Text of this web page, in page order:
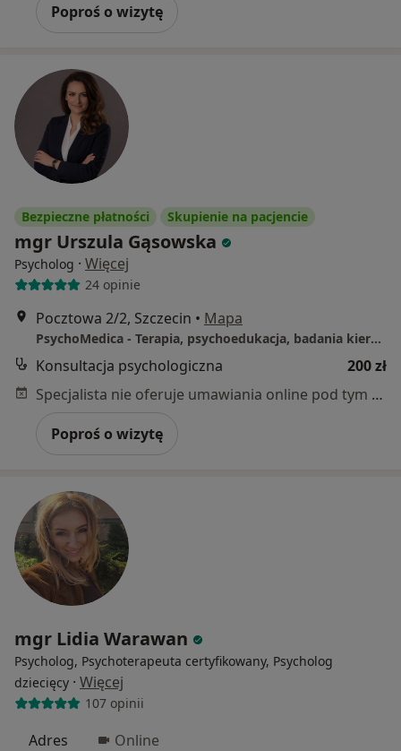
Poproś o wizytę
Bezpieczne płatności Skupienie na pacjencie
mgr Urszula Gąsowska
Psycholog · Więcej
24 opinie
Pocztowa 2/2, Szczecin • Mapa
PsychoMedica - Terapia, psychoedukacja, badania kierowców, psychotesty, badania do pozwolenia na broń - mgr Urszula Gąsowska
Konsultacja psychologiczna
200 zł
Specjalista nie oferuje umawiania online pod tym adresem.
Poproś o wizytę
mgr Lidia Warawan
Psycholog, Psychoterapeuta certyfikowany, Psycholog
dziecięcy · Więcej
107 opinii
Adres Online